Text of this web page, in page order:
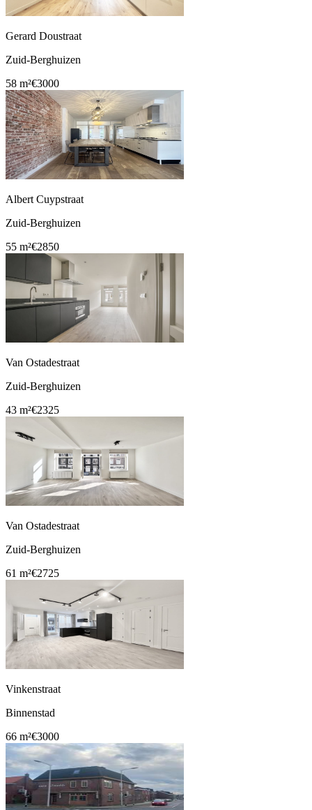
Gerard Doustraat
Zuid-Berghuizen
58 m²€3000
Albert Cuypstraat
Zuid-Berghuizen
55 m²€2850
Van Ostadestraat
Zuid-Berghuizen
43 m²€2325
Van Ostadestraat
Zuid-Berghuizen
61 m²€2725
Vinkenstraat
Binnenstad
66 m²€3000